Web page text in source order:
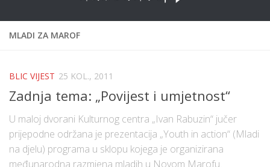
MLADI ZA MAROF
BLIC VIJEST 25 KOL., 2011
Zadnja tema: „Povijest i umjetnost“
U maloj dvorani Kulturnog centra „Ivan Rabuzin“ jučer
prijepodne održana je prezentacija „Youth in action“ (Mladi
na djelu) programa u sklopu kojega je organizirana
međunarodna razmjena mladih u Novom Marofu.